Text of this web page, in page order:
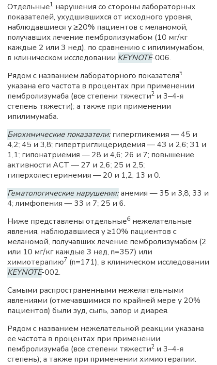
Отдельные1 нарушения со стороны лабораторных
показателей, ухудшившихся от исходного уровня,
наблюдавшиеся у ≥20% пациентов с меланомой,
получавших лечение пембролизумабом (10 мг/кг
каждые 2 или 3 нед), по сравнению с ипилимумабом,
в клиническом исследовании KEYNOTE-006.
Рядом с названием лабораторного показателя5
указана его частота в процентах при применении
пембролизумаба (все степени тяжести2 и 3–4-я
степень тяжести); а также при применении
ипилимумаба.
Биохимические показатели:гипергликемия — 45 и
4,2; 45 и 3,8; гипертриглицеридемия — 43 и 2,6; 31 и
1,1; гипонатриемия — 28 и 4,6; 26 и 7; повышение
активности ACT — 27 и 2,6; 25 и 2,5;
гиперхолестеринемия — 20 и 1,2; 13 и 0.
Гематологические нарушения:анемия — 35 и 3,8; 33 и
4; лимфопения — 33 и 7; 25 и 6.
Ниже представлены отдельные6 нежелательные
явления, наблюдавшиеся у ≥10% пациентов с
меланомой, получавших лечение пембролизумабом (2
или 10 мг/кг каждые 3 нед, n=357) или
химиотерапию7 (n=171), в клиническом исследовании
KEYNOTE-002.
Самыми распространенными нежелательными
явлениями (отмечавшимися по крайней мере у 20%
пациентов) были зуд, сыпь, запор и диарея.
Рядом с названием нежелательной реакции указана
ее частота в процентах при применении
пембролизумаба (все степени тяжести2 и 3–4-я
степень); а также при применении химиотерапии.